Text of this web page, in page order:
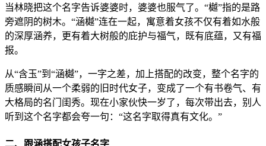
当林晓把这个名字告诉婆婆时，婆婆也服气了。“樾”指的是路
旁遮阴的树木。“涵樾”连在一起，寓意着女孩不仅有着如水般
的深厚涵养，更有着大树般的庇护与福气，既有底蕴，又有福
报。
从“含玉”到“涵樾”，一字之差，加上搭配的改变，整个名字的
质感瞬间从一个柔弱的旧时代女子，变成了一个有书卷气、有
大格局的名门闺秀。现在小家伙快一岁了，每次带出去，别人
听到这个名字都会夸一句：“这名字取得真有文化。”
二、跟涵搭配女孩子名字